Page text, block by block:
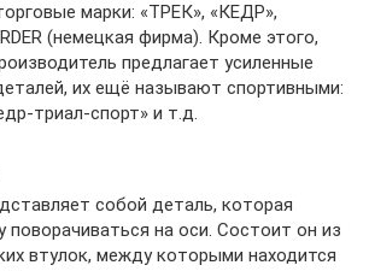
марки: «ТРЕК», «КЕДР»,
(немецкая фирма). Кроме этого,
предлагает усиленные
их ещё называют спортивными:
триал-спорт» и т.д.
собой деталь, которая
поворачиваться на оси. Состоит он из
втулок, между которыми находится